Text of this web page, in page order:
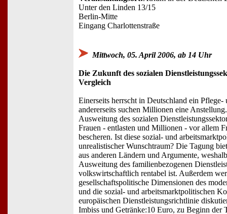
Unter den Linden 13/15
Berlin-Mitte
Eingang Charlottenstraße
Mittwoch, 05. April 2006, ab 14 Uhr
Die Zukunft des sozialen
Vergleich
Einerseits herrscht in Deutschland ein Pflege-
andererseits suchen Millionen eine
Ausweitung des sozialen
Frauen - entlasten und Millionen - vor allem
bescheren. Ist diese sozial- und
unrealistischer Wunschtraum? Die Tagung
aus anderen Ländern und Argumente,
Ausweitung des familienbezogenen
volkswirtschaftlich rentabel ist. Außerdem
gesellschaftspolitische Dimensionen des
und die sozial- und arbeitsmarktpolitischen
europäischen Dienstleistungsrichtlinie
Imbiss und Getränke:10 Euro, zu Beginn der